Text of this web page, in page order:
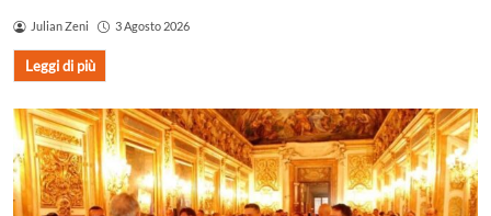
Julian Zeni 3 Agosto 2026
Leggi di più